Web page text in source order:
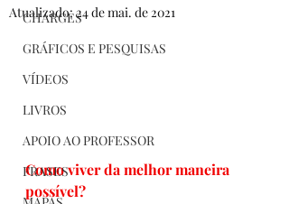
CHARGES
GRÁFICOS E PESQUISAS
VÍDEOS
LIVROS
APOIO AO PROFESSOR
FRASES
Atualizado:24 de mai. de 2021
Como viver da melhor maneira
possível?